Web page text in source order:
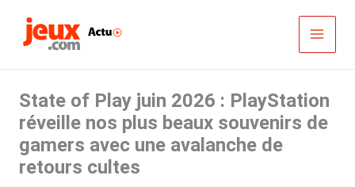
State of Play juin 2026 : PlayStation
réveille nos plus beaux souvenirs de
gamers avec une avalanche de
retours cultes